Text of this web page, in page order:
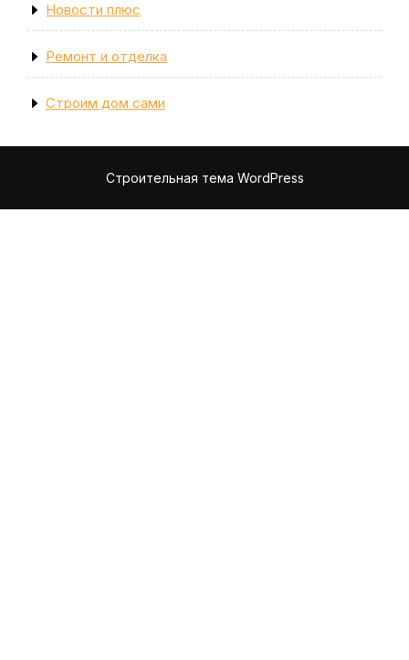
Новости плюс
Ремонт и отделка
Строим дом сами
Строительная тема WordPress